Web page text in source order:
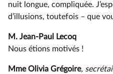
nuit longue, compliquée.
d’illusions, toutefois – que
M. Jean-Paul Lecoq
Nous étions motivés !
Mme Olivia Grégoire,